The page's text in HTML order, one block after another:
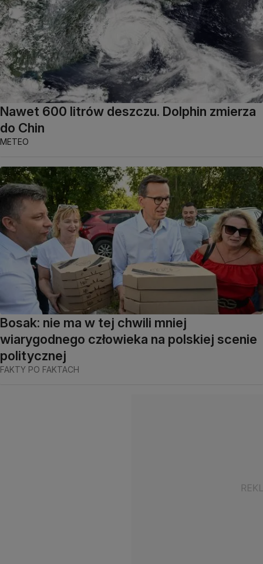
Nawet 600 litrów deszczu. Dolphin zmierza
do Chin
METEO
Bosak: nie ma w tej chwili mniej
wiarygodnego człowieka na polskiej scenie
politycznej
FAKTY PO FAKTACH